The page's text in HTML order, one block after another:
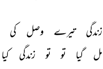
زندگی تیرے وصل کی
مل
گیا تو تو زندگی کیا